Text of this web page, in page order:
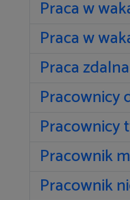
Praca w
Praca w
Praca zdalna
Pracownicy
Pracownicy
Pracownik
Pracownik